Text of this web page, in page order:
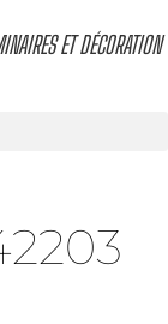
ET DÉCORATION